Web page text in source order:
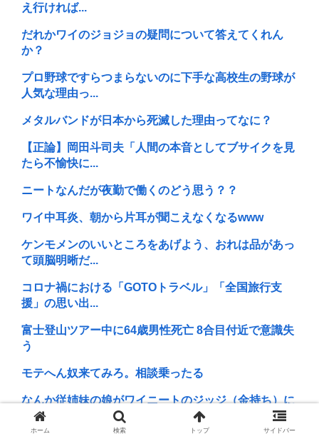
え行ければ...
だれかワイのジョジョの疑問について答えてくれん
か？
プロ野球ですらつまらないのに下手な高校生の野球が
人気な理由っ...
メタルバンドが日本から死滅した理由ってなに？
【正論】岡田斗司夫「人間の本音としてブサイクを見
たら不愉快に...
ニートなんだが夜勤で働くのどう思う？？
ワイ中耳炎、朝から片耳が聞こえなくなるwww
ケンモメンのいいところをあげよう、おれは品があっ
て頭脳明晰だ...
コロナ禍における「GOTOトラベル」「全国旅行支
援」の思い出...
富士登山ツアー中に64歳男性死亡 8合目付近で意識失
う
モテへん奴来てみろ。相談乗ったる
なんか従姉妹の娘がワイニートのジッジ（金持ち）に
やたら会いに...
ホーム 検索 トップ サイドバー